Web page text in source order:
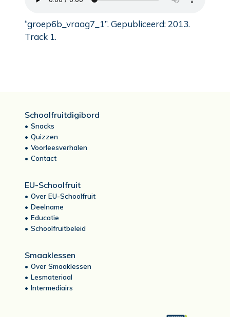
“groep6b_vraag7_1”. Gepubliceerd: 2013.
Track 1.
Schoolfruitdigibord
Snacks
Quizzen
Voorleesverhalen
Contact
EU-Schoolfruit
Over EU-Schoolfruit
Deelname
Educatie
Schoolfruitbeleid
Smaaklessen
Over Smaaklessen
Lesmateriaal
Intermediairs